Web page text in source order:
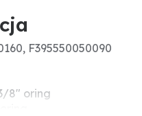
F395550050090
8" oring